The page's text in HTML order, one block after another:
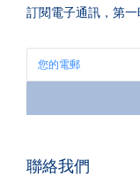
訂閱電子通訊，第一
聯絡我們